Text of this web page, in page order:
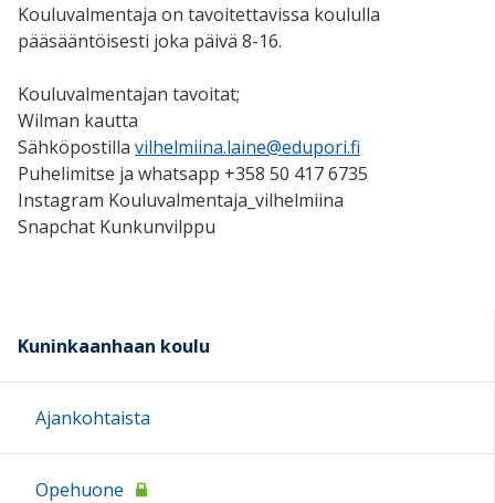
Kouluvalmentaja on tavoitettavissa koululla
pääsääntöisesti joka päivä 8-16.
Kouluvalmentajan tavoitat;
Wilman kautta
Sähköpostilla vilhelmiina.laine@edupori.fi
Puhelimitse ja whatsapp +358 50 417 6735
Instagram Kouluvalmentaja_vilhelmiina
Snapchat Kunkunvilppu
Kuninkaanhaan koulu
Ajankohtaista
Opehuone